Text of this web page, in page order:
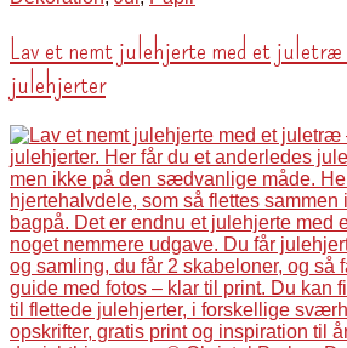
Lav et nemt julehjerte med et juletræ
julehjerter